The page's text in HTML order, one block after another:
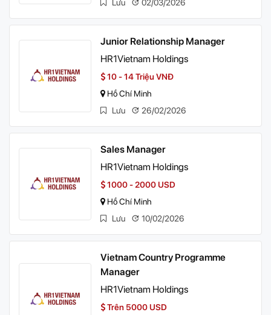
Lưu
02/03/2026
Junior Relationship Manager
HR1Vietnam Holdings
10 - 14 Triệu VNĐ
Hồ Chí Minh
Lưu
26/02/2026
Sales Manager
HR1Vietnam Holdings
1000 - 2000 USD
Hồ Chí Minh
Lưu
10/02/2026
Vietnam Country Programme
Manager
HR1Vietnam Holdings
Trên 5000 USD